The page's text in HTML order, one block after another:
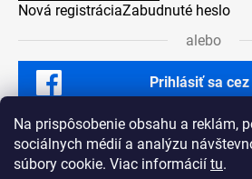
Na prispôsobenie obsahu a reklám,
sociálnych médií a analýzu
súbory cookie. Viac informácií tu.
Nová registráciaZabudnuté heslo
alebo
Prihlásiť sa